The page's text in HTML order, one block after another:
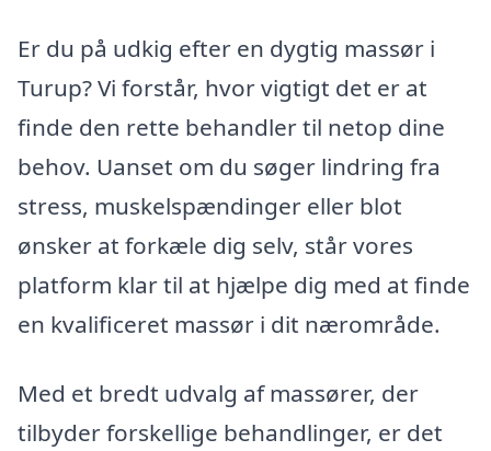
Er du på udkig efter en dygtig massør i
Turup? Vi forstår, hvor vigtigt det er at
finde den rette behandler til netop dine
behov. Uanset om du søger lindring fra
stress, muskelspændinger eller blot
ønsker at forkæle dig selv, står vores
platform klar til at hjælpe dig med at finde
en kvalificeret massør i dit nærområde.
Med et bredt udvalg af massører, der
tilbyder forskellige behandlinger, er det